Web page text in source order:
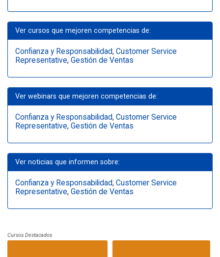
Ver cursos que mejoren competencias de:
Confianza y Responsabilidad, Customer Service
Representative, Gestión de Ventas
Ver webinars que mejoren competencias de:
Confianza y Responsabilidad, Customer Service
Representative, Gestión de Ventas
Ver noticias que informen sobre:
Confianza y Responsabilidad, Customer Service
Representative, Gestión de Ventas
Cursos Destacados